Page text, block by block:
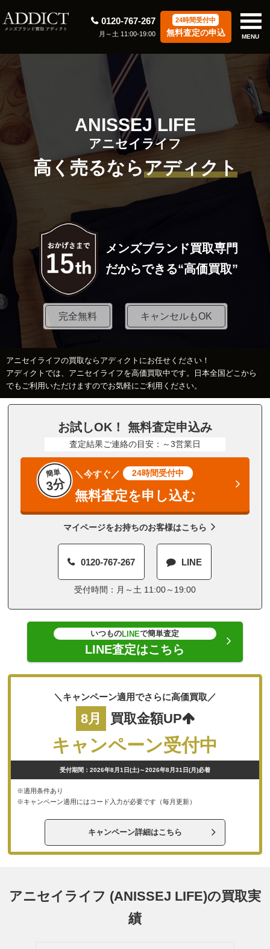
0120-767-267
月～土 11:00-19:00
24時間受付中
無料査定の申込 MENU
ANISSEJ LIFE
アニセイライフ
高く売るならアディクト
メンズブランド買取専門
だからできる“高価買取”
完全無料 キャンセルもOK
アニセイライフの買取ならアディクトにお任せください！
アディクトでは、アニセイライフを高価買取中です。日本全国どこから
でもご利用いただけますのでお気軽にご利用ください。
お試しOK！ 無料査定申込み
査定結果ご連絡の目安：～3営業日
簡単
3分
＼今すぐ／ 24時間受付中
無料査定を申し込む
マイページをお持ちのお客様はこちら
0120-767-267 LINE
受付時間：月～土 11:00～19:00
いつものLINEで簡単査定
LINE査定はこちら
＼キャンペーン適用でさらに高価買取／
8月 買取金額UP
キャンペーン受付中
受付期間：2026年8月1日(土)～2026年8月31日(月)必着
※適用条件あり
※キャンペーン適用にはコード入力が必要です（毎月更新）
キャンペーン詳細はこちら
アニセイライフ (ANISSEJ LIFE)の買取実
績